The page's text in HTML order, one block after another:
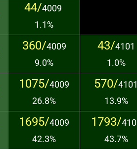
44/4009
1.1%
360/4009
9.0%
43/4101
1.0%
1075/4009
26.8%
570/
13.9%
1695/4009
42.3%
1793/
43.7%